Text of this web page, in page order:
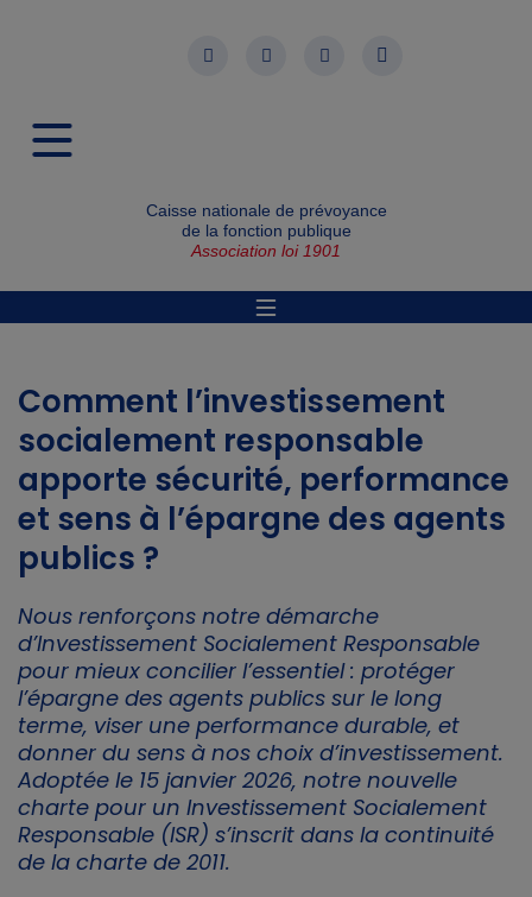
Caisse nationale de prévoyance
de la fonction publique
Association loi 1901
Comment l’investissement
socialement responsable
apporte sécurité, performance
et sens à l’épargne des agents
publics ?
Nous renforçons notre démarche
d’Investissement Socialement Responsable
pour mieux concilier l’essentiel : protéger
l’épargne des agents publics sur le long
terme, viser une performance durable, et
donner du sens à nos choix d’investissement.
Adoptée le 15 janvier 2026, notre nouvelle
charte pour un Investissement Socialement
Responsable (ISR) s’inscrit dans la continuité
de la charte de 2011.